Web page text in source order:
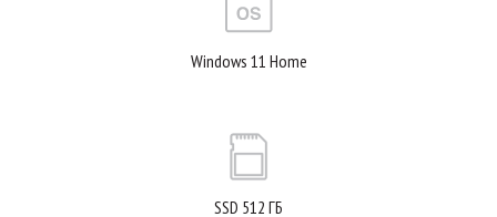
Windows 11 Home
SSD 512 ГБ